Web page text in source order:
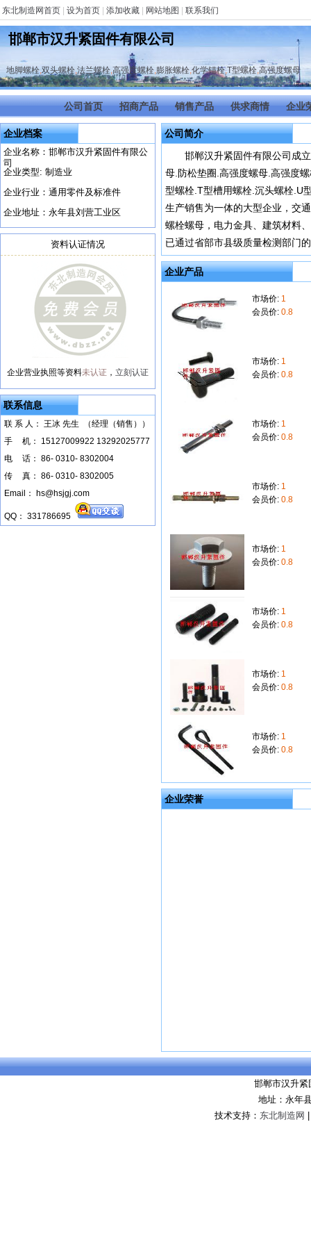
东北制造网首页 设为首页 添加收藏 网站地图 联系我们
邯郸市汉升紧固件有限公司
地脚螺栓,双头螺栓,法兰螺栓,高强度螺栓,膨胀螺栓,化学锚栓,T型螺栓,高强度螺母
公司首页 招商产品 销售产品 供求商情 企业
企业档案
企业名称：邯郸市汉升紧固件有限公
司
企业类型: 制造业
企业行业：通用零件及标准件
企业地址：永年县刘营工业区
资料认证情况
企业营业执照等资料未认证 ， 立刻认证
联系信息
联 系 人： 王冰 先生 （经理（销售））
手
机： 15127009922 13292025777
电
话： 86- 0310- 8302004
传
真： 86- 0310- 8302005
Email： hs@hsjgj.com
QQ： 331786695
公司简介
邯郸汉升紧固件有限公司成
母.防松垫圈.高强度螺母.高强度
型螺栓.T型槽用螺栓.沉头螺栓.U
生产销售为一体的大型企业，交
螺栓螺母，电力金具、建筑材料
已通过省部市县级质量检测部门
企业产品
市场价: 1
会员价: 0.8
市场价: 1
会员价: 0.8
市场价: 1
会员价: 0.8
市场价: 1
会员价: 0.8
市场价: 1
会员价: 0.8
市场价: 1
会员价: 0.8
市场价: 1
会员价: 0.8
市场价: 1
会员价: 0.8
企业荣誉
邯郸市汉升紧
地址：永年
技术支持： 东北制造网